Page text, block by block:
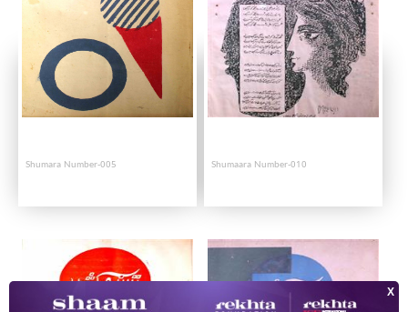
Shumara Number-005 Shumaara Number-010